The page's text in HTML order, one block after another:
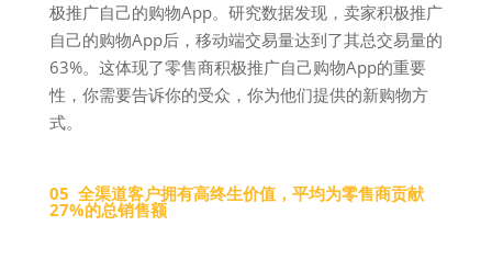
极推广自己的购物App。研究数据发现，卖家积极推广
自己的购物App后，移动端交易量达到了其总交易量的
63%。这体现了零售商积极推广自己购物App的重要
性，你需要告诉你的受众，你为他们提供的新购物方
式。
05 全渠道客户拥有高终生价值，平均为零售商贡献
27%的总销售额